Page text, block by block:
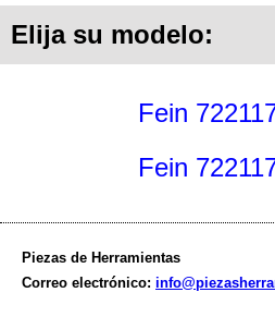
Elija su modelo:
Fein
Fein
Piezas de Herramientas
Correo electrónico: